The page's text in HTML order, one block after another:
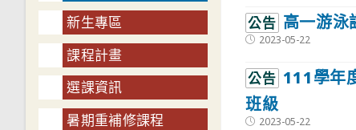
公告 高一游泳
Post2023-05-22
公告 111學年
班級
Post2023-05-22
新生專區
課程計畫
選課資訊
暑期重補修課程